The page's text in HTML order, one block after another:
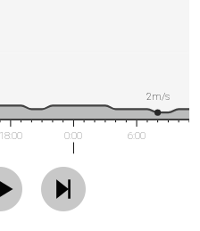
18:00 0:00 6:00
2m/s